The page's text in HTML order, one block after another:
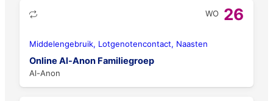
WO 26
Middelengebruik, Lotgenotencontact, Naasten
Online Al-Anon Familiegroep
Al-Anon